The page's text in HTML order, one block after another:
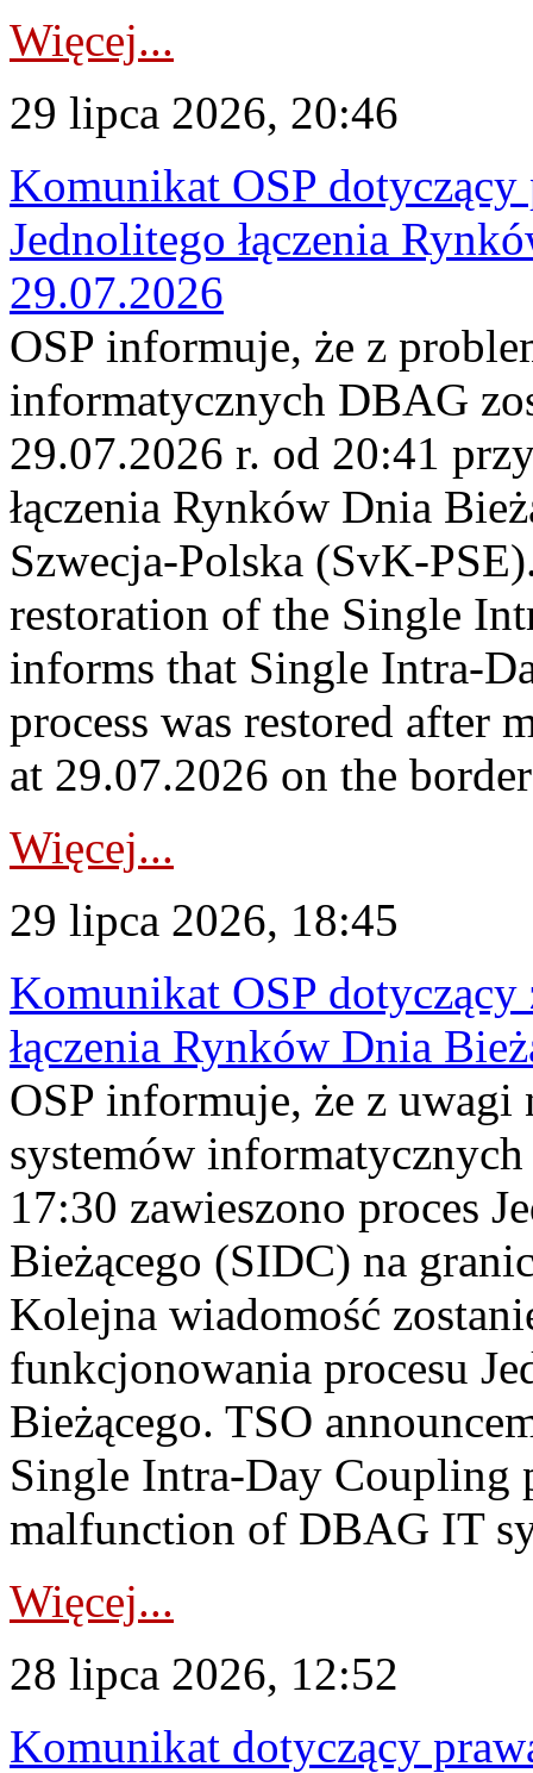
Więcej...
29 lipca 2026, 20:46
Komunikat OSP
Jednolitego łączenia
29.07.2026
OSP informuje, że z
informatycznych DBAG
29.07.2026 r. od 20:41
łączenia Rynków Dnia
Szwecja-Polska (SvK-
restoration of the Single
informs that Single Intra-
process was restored after
at 29.07.2026 on the
Więcej...
29 lipca 2026, 18:45
Komunikat OSP dotyczący
łączenia Rynków Dnia
OSP informuje, że z uwagi
systemów
17:30 zawieszono proces
Bieżącego (SIDC) na
Kolejna wiadomość
funkcjonowania procesu
Bieżącego. TSO
Single Intra-Day Coupling
malfunction of DBAG IT
Więcej...
28 lipca 2026, 12:52
Komunikat dotyczący